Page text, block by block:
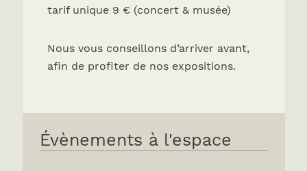
tarif unique 9 € (concert & musée)
Nous vous conseillons d’arriver avant,
afin de profiter de nos expositions.
Évènements à l'espace